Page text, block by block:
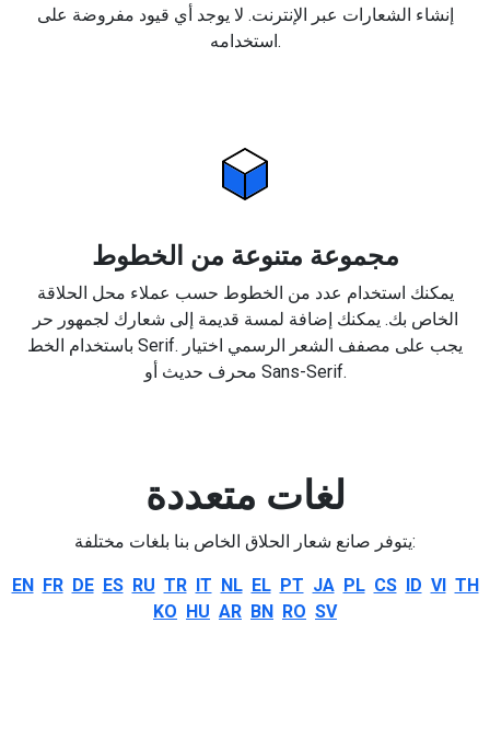
إنشاء الشعارات عبر الإنترنت. لا يوجد أي قيود مفروضة على
استخدامه.
مجموعة متنوعة من الخطوط
يمكنك استخدام عدد من الخطوط حسب عملاء محل الحلاقة
الخاص بك. يمكنك إضافة لمسة قديمة إلى شعارك لجمهور حر
باستخدام الخط Serif. يجب على مصفف الشعر الرسمي اختيار
محرف حديث أو Sans-Serif.
لغات متعددة
يتوفر صانع شعار الحلاق الخاص بنا بلغات مختلفة:
EN FR DE ES RU TR IT NL EL PT JA PL CS ID VI TH
KO HU AR BN RO SV